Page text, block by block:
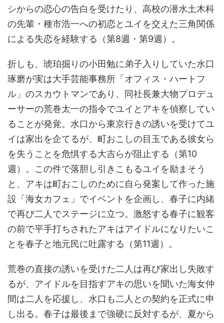
シからの恋心の告白を受けたり、高校の潜水土木科
の先輩・種市浩一への初恋とユイを交えた三角関係
による失恋を経験する（第8週・第9週）。
折しも、琥珀掘りの小田勉に弟子入りしていた水口
琢磨が実は大手芸能事務所「オフィス・ハートフ
ル」のスカウトマンであり、同社長兼大物プロデュ
ーサーの荒巻太一の指令でユイとアキを偵察してい
ることが発覚。水口から東京行きの誘いを受けてユ
イは家出を企てるが、町おこしの目玉である彼女ら
を失うことを危惧する大吉らが阻止する（第10
週）。この件で落胆し引きこもるユイを励まそう
と、アキは町おこしのために自ら発案して作った施
設「海女カフェ」でイベントを企画し、春子に内緒
で再び二人でステージに立つ。激怒する春子に観客
の前で平手打ちされたアキはアイドルになりたいこ
とを春子と地元民に吐露する（第11週）。
荒巻の直接の誘いを受けた二人は再び家出し失敗す
るが、アイドルを目指すアキの思いを聞いた海女仲
間は二人を応援し、水口も二人との契約を正式に申
し出る。春子は最後まで強硬に反対するが、夏から